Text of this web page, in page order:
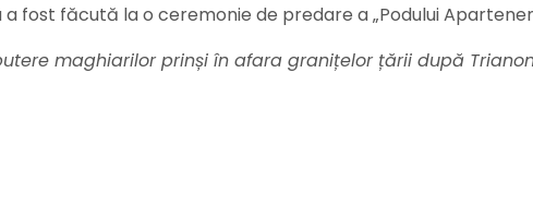
a fost făcută la o ceremonie de predare a „Podului
maghiarilor prinși în afara granițelor țării după